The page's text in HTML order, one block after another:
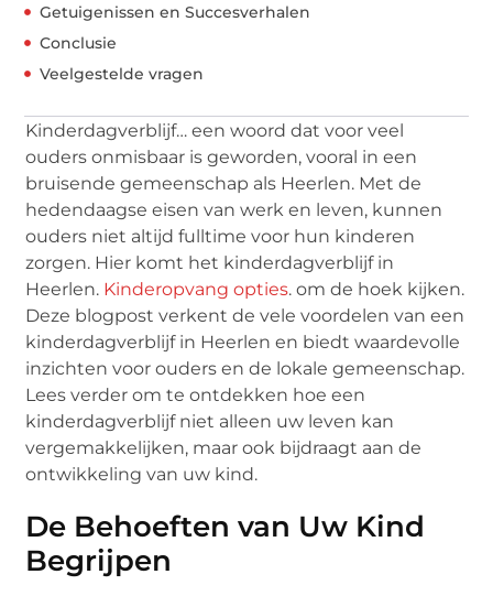
Getuigenissen en Succesverhalen
Conclusie
Veelgestelde vragen
Kinderdagverblijf… een woord dat voor veel
ouders onmisbaar is geworden, vooral in een
bruisende gemeenschap als Heerlen. Met de
hedendaagse eisen van werk en leven, kunnen
ouders niet altijd fulltime voor hun kinderen
zorgen. Hier komt het kinderdagverblijf in
Heerlen. Kinderopvang opties. om de hoek kijken.
Deze blogpost verkent de vele voordelen van een
kinderdagverblijf in Heerlen en biedt waardevolle
inzichten voor ouders en de lokale gemeenschap.
Lees verder om te ontdekken hoe een
kinderdagverblijf niet alleen uw leven kan
vergemakkelijken, maar ook bijdraagt aan de
ontwikkeling van uw kind.
De Behoeften van Uw Kind
Begrijpen